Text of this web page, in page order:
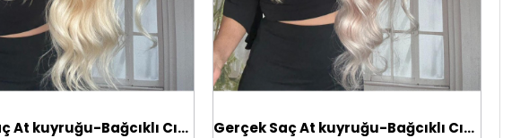
Gerçek Saç At kuyruğu-Bağcıklı Cırtcıtlı Orjinal saç Gerçek Saç At kuyruğu-Bağcıklı Cırtcıtlı Orjinal saç